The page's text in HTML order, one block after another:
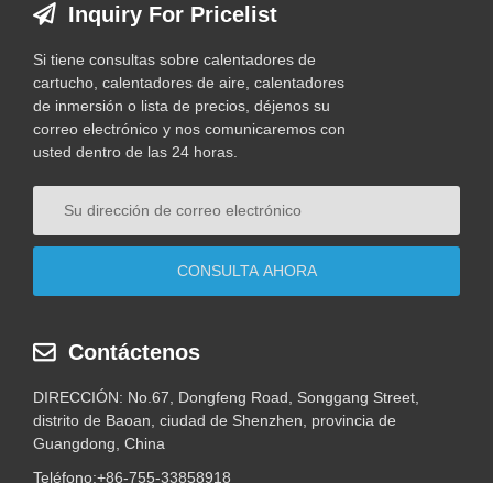
Inquiry For Pricelist
Si tiene consultas sobre calentadores de
cartucho, calentadores de aire, calentadores
de inmersión o lista de precios, déjenos su
correo electrónico y nos comunicaremos con
usted dentro de las 24 horas.
Contáctenos
DIRECCIÓN: No.67, Dongfeng Road, Songgang Street,
distrito de Baoan, ciudad de Shenzhen, provincia de
Guangdong, China
Teléfono:+86-755-33858918